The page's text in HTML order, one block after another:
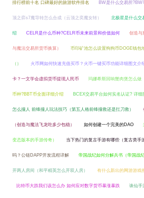
排行榜前十名 口碑最好的旅游软件排名 BW是什么交易所?BW
顶之弈s7魔导转怎么合成（云顶之奕魔女转） 北极星是什么交
绍 CELR是什么币种?CELR币未来前景和价值如何 创造与
与魔法交易所货币换算） 币印矿池怎么设置狗狗币DOGE钱包
（） 火币网如何快速充值买币？火币一键买币功能详细图文介
卡？一文学会虚拟货币提现人民币 玛娜希斯回响蟹肉煲怎么做
币种?BBT币全面详细介绍 BCEX交易平台如何实名认证? 详细
怎么撞人 前锋撞人玩法技巧（第五人格前锋撞救还是扛刀救）
（创造与魔法飞龙吃多少包稳） 如何创建一个完美的DAO
变态版本的手游传奇） 当下热门的复古手游有哪些（复古类手
吗？公链DAPP开发流程详解 帝国战纪如何分解兵书（帝国战
开两人房间（和平精英怎么开双人房） 有什么新出的网游游戏
比特币大跌我们该怎么办 如何应对数字货币暴涨暴跌 诛仙手